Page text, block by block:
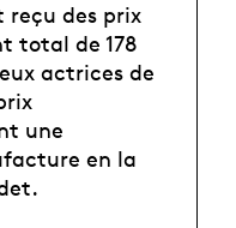
des prix
total de 178
actrices de
une
en la